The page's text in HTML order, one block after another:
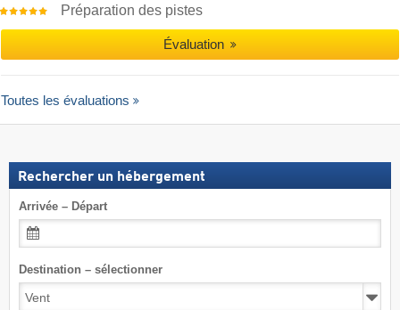
Préparation des pistes
Évaluation
Toutes les évaluations
Rechercher un hébergement
Arrivée – Départ
Destination – sélectionner